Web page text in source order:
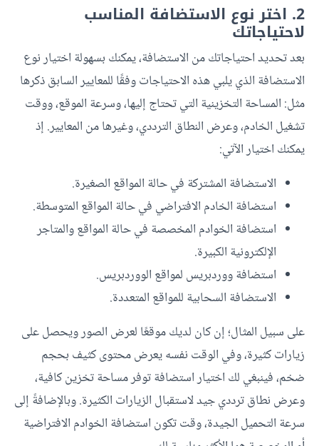
2. اختر نوع الاستضافة المناسب
لاحتياجاتك
بعد تحديد احتياجاتك من الاستضافة، يمكنك بسهولة اختيار نوع
الاستضافة الذي يلبي هذه الاحتياجات وفقًا للمعايير السابق ذكرها
مثل: المساحة التخزينية التي تحتاج إليها، وسرعة الموقع، ووقت
تشغيل الخادم، وعرض النطاق الترددي، وغيرها من المعايير. إذ
يمكنك اختيار الآتي:
الاستضافة المشتركة في حالة المواقع الصغيرة.
استضافة الخادم الافتراضي في حالة المواقع المتوسطة.
استضافة الخوادم المخصصة في حالة المواقع والمتاجر
الإلكترونية الكبيرة.
استضافة ووردبريس لمواقع الووردبريس.
الاستضافة السحابية للمواقع المتعددة.
على سبيل المثال؛ إن كان لديك موقعًا لعرض الصور ويحصل على
زيارات كثيرة، وفي الوقت نفسه يعرض محتوى كثيف بحجم
ضخم، فينبغي لك اختيار استضافة توفر مساحة تخزين كافية،
وعرض نطاق ترددي جيد لاستقبال الزيارات الكثيرة. وبالإضافةً إلى
سرعة التحميل الجيدة، وقت تكون استضافة الخوادم الافتراضية